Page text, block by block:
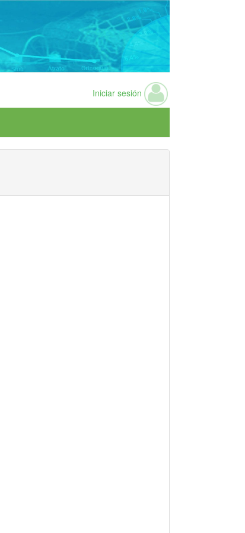
Iniciar sesión